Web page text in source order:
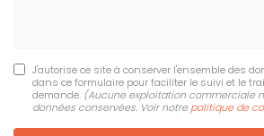
J'autorise ce site à conserver l'ensemble des
dans ce formulaire pour faciliter le suivi et le
demande. (Aucune exploitation commerciale
données conservées. Voir notre politique de